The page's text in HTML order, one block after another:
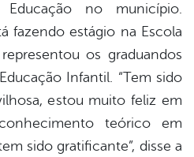
no município.
fazendo estágio na Escola
os graduandos
Infantil. “Tem sido
estou muito feliz em
teórico em
sido gratificante”, disse a